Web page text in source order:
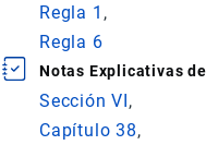
Regla 1
Regla 6
Notas Explicativas
Sección VI
Capítulo 38